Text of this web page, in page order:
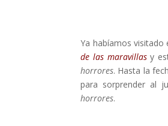
Ya habíamos
de las maravillas y
horrores. Hasta la
para sorprender al
horrores.